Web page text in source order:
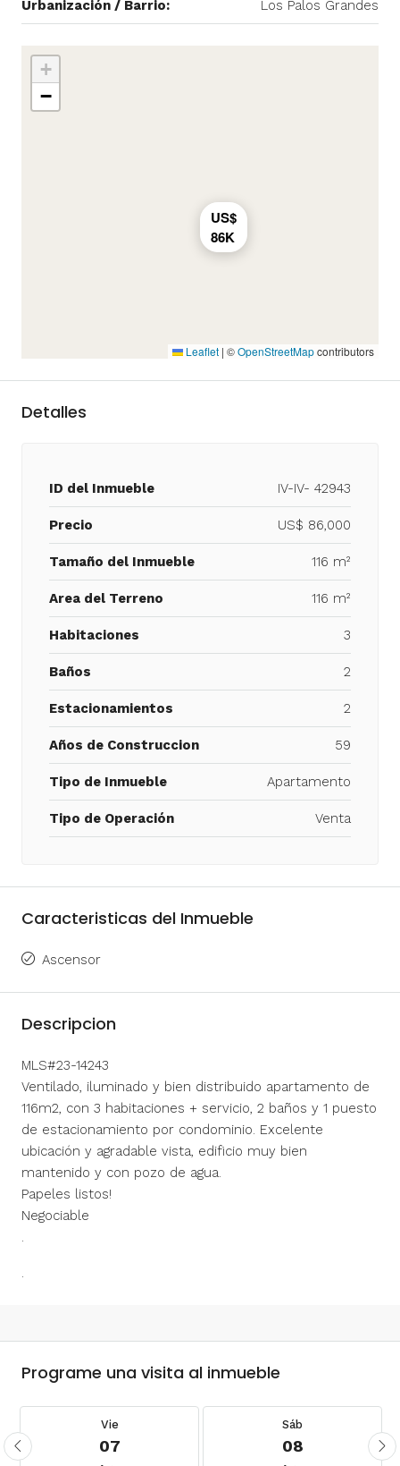
Urbanización / Barrio: Los Palos Grandes
US$
86K
+
−
Leaflet | ©OpenStreetMapcontributors
Detalles
ID del Inmueble IV-IV- 42943
Precio US$ 86,000
Tamaño del Inmueble 116 m²
Area del Terreno 116 m²
Habitaciones 3
Baños 2
Estacionamientos 2
Años de Construccion 59
Tipo de Inmueble Apartamento
Tipo de Operación Venta
Caracteristicas del Inmueble
Ascensor
Descripcion
MLS#23-14243
Ventilado, iluminado y bien distribuido apartamento de
116m2, con 3 habitaciones + servicio, 2 baños y 1 puesto
de estacionamiento por condominio. Excelente
ubicación y agradable vista, edificio muy bien
mantenido y con pozo de agua.
Papeles listos!
Negociable
.
.
Programe una visita al inmueble
Vie
07
Sáb
08